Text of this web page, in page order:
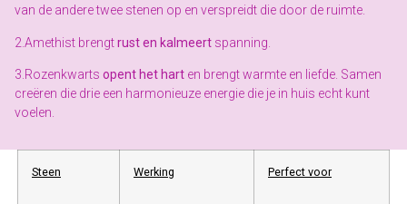
van de andere twee stenen op en verspreidt die door de ruimte.
2.Amethist brengtrust en kalmeert spanning.
3.Rozenkwarts opent het hart en brengt warmte en liefde. Samen
creëren die drie een harmonieuze energie die je in huis echt kunt
voelen.
Steen Werking Perfect voor